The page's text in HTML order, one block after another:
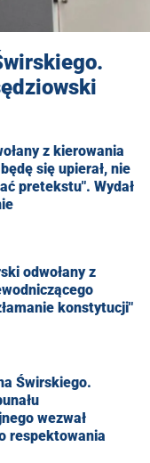
z kierowania
się upierał, nie
pretekstu". Wydał
odwołany z
konstytucji"
Świrskiego.
wezwał
respektowania